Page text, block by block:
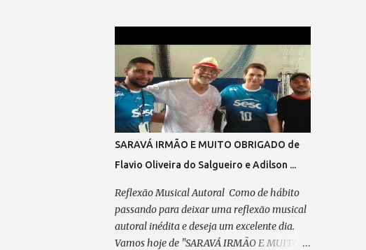
angústia e de alegria Pré-refrão 1: Não posso
reclamar, Nem me perder em lamentação,
Agradeço sempre ao “Senhor”, Por cada
passo em minha direção. Refrão 1: A visão
do coração... Vê mais do que qualquer olhar.
Há quem enxerga com o instinto, E faz da
ABSINTO; Dos CHAKRAS, a luz a lhe guiar.
Feliz, é quem consegue enxergar Muito além
do que se pode observar; Verso 2: Já desfilei
na Avenida, Pela minha escola querida,
Escrevi o livro da minha vida, Plantei, colhi e
SARAVÁ IRMÃO E MUITO OBRIGADO de
Flavio Oliveira do Salgueiro e Adilson ...
Reflexão Musical Autoral Como de hábito
passando para deixar uma reflexão musical
autoral inédita e deseja um excelente dia.
Vamos hoje de "SARAVÁ IRMÃO E MUITO